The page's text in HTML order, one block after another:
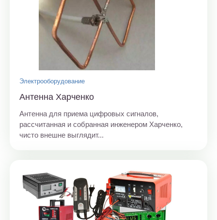
Электрооборудование
Антенна Харченко
Антенна для приема цифровых сигналов,
рассчитанная и собранная инженером Харченко,
чисто внешне выглядит...